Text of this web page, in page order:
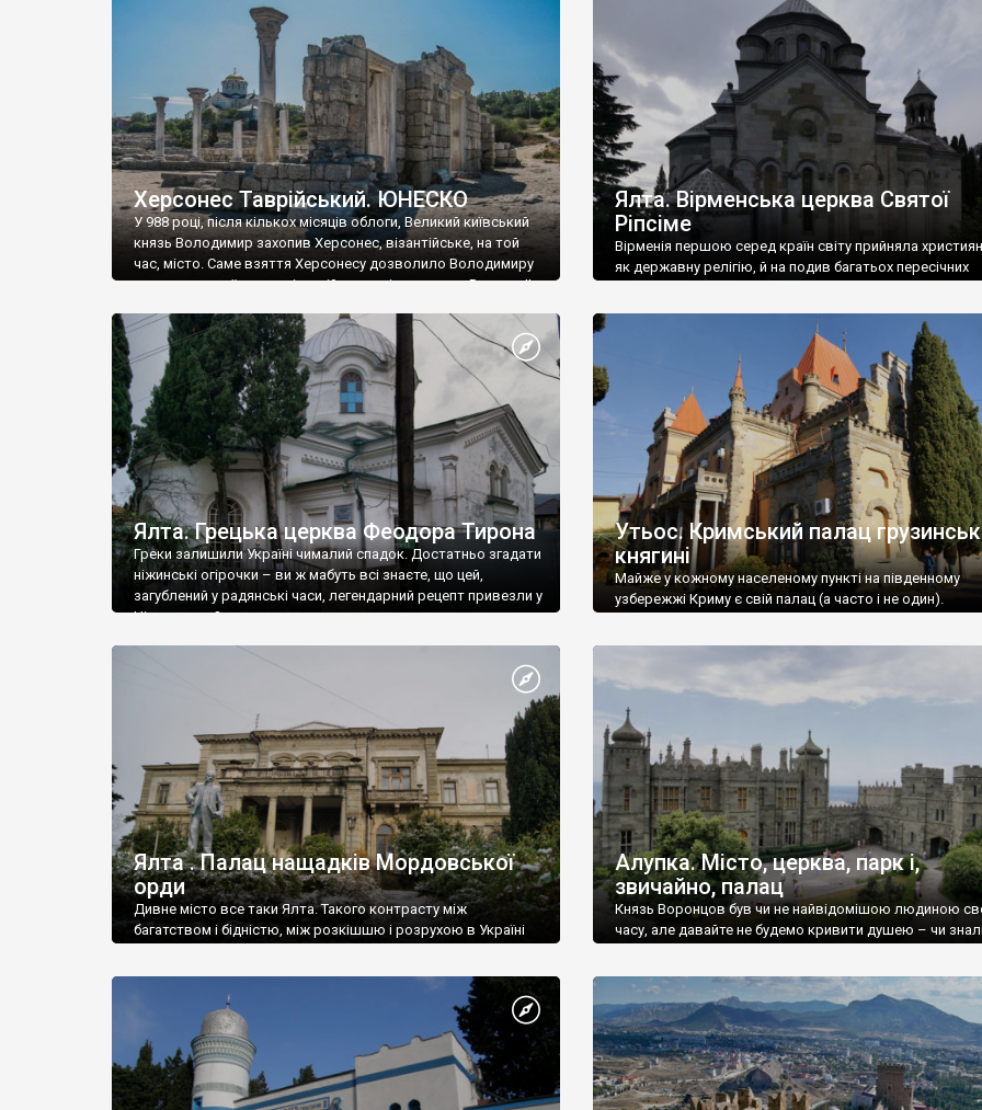
візантійської доби. Раритети викрадені з фондів об’єкту
культурної спадщини ЮНЕСКО «Херсонеса Таврійського».
Офіційно – на виставку «Золото Візантії», але експерти та
влада в Україні вважають це лише […]
називаються «повстяками» (postaki)…” “Вино. Крим
виробляє відмінне вино і його вдосталь: воно все
легке біле і дуже […]
Херсонес Таврійський. ЮНЕСКО
У 988 році, після кількох місяців облоги, Великий київський
князь Володимир захопив Херсонес, візантійське, на той
час, місто. Саме взяття Херсонесу дозволило Володимиру
диктувати свої умови візантійському імператору Василю ІІ,
Херсонесі Володимир-язичник, став Василем-
християнином. А потім було Хрещення Русі. На честь
Херсонесу Таврійського названо місто […]
Ялта. Вірменська церква Святої
Ріпсіме
Вірменія першою серед країн світу прийняла
як державну релігію, й на подив багатьох пересічних
Ялта. Грецька церква Феодора Тирона
Греки залишили Україні чималий спадок. Достатньо згадати
ніжинські огірочки – ви ж мабуть всі знаєте, що цей,
загублений у радянські часи, легендарний рецепт привезли у
Ніжин греки?
Утьос. Кримський палац
княгині
Майже у кожному населеному пункті на південному
узбережжі Криму є свій палац (а часто і не один).
Ялта . Палац нащадків Мордовської
орди
Дивне місто все таки Ялта. Такого контрасту між
багатством і бідністю, між розкішшю і розрухою в Україні
Алупка. Місто, церква, парк і,
звичайно, палац
Князь Воронцов був чи не найвідомішою людиною
часу, але давайте не будемо кривити душею – чи